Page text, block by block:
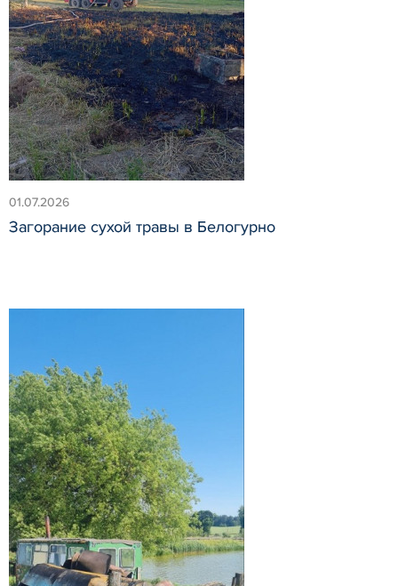
01.07.2026
Загорание сухой травы в Белогурно